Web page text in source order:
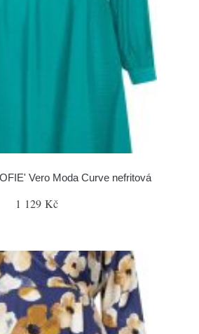
Vero Moda Curve nefritová
1 129 Kč